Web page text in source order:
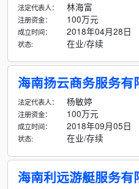
法定代表人： 林海富
注册资金： 100万元
成立时间： 2018年04月28日
状态: 在业/存续
海南扬云商务服务有
法定代表人： 杨敏婷
注册资金： 100万元
成立时间： 2018年09月05日
状态: 在业/存续
海南利远游艇服务有